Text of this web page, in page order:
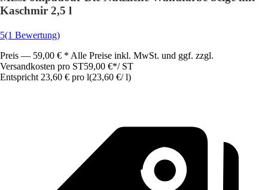
Kaschmir 2,5 l
5(1 Bewertung)
Preis — 59,00 € * Alle Preise inkl. MwSt. und ggf. zzgl.
Versandkosten pro ST59,00 €*/ ST
Entspricht 23,60 € pro l(23,60 €/ l)